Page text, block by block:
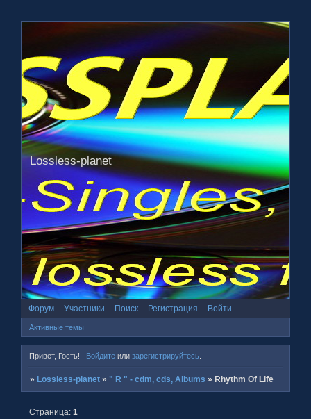
Lossless-planet
Форум Участники Поиск Регистрация Войти
Активные темы
Привет, Гость! Войдитеили зарегистрируйтесь.
» Lossless-planet » " R " - cdm, cds, Albums » Rhythm Of Life
Страница:1